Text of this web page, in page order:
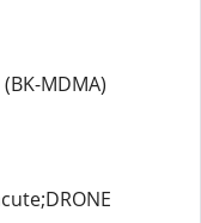
MDMA)